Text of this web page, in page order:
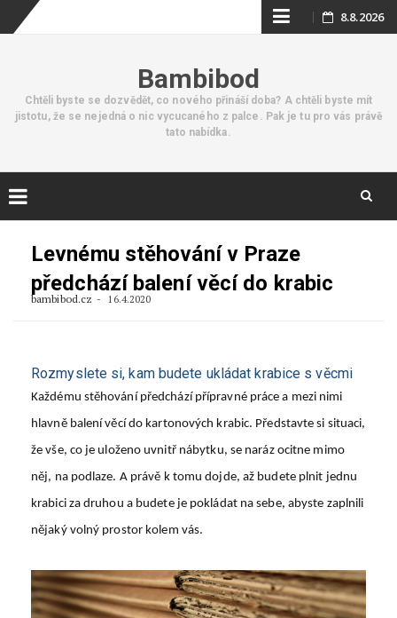
Skip 8.8.2026
Bambibod
Chtěli byste se dozvědět, co nového přináší doba? A chtěli byste mít
jistotu, že se nejedná o nic vycucaného z palce. Pak je tu pro vás právě
tato nabídka.
Levnému stěhování v Praze
předchází balení věcí do krabic
bambibod.cz 16.4.2020
Rozmyslete si, kam budete ukládat krabice s věcmi
Každému stěhování předchází přípravné práce a mezi nimi
hlavně balení věcí do kartonových krabic. Představte si situaci,
že vše, co je uloženo uvnitř nábytku, se naráz ocitne mimo
něj, na podlaze. A právě k tomu dojde, až budete plnit jednu
krabici za druhou a budete je pokládat na sebe, abyste zaplnili
nějaký volný prostor kolem vás.